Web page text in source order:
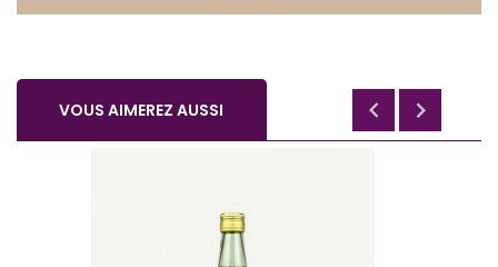
VOUS AIMEREZ AUSSI  